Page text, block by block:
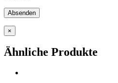
×
Ähnliche Produkte